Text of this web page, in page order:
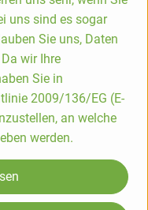
entfernen.
eine große Schüssel
Ab und zu
braun werden.
Butter zusammen bei
Nun die gewürfelten
nichts im Topf
Apfelsaft ablöschen.
uns sind es sogar
Sie uns, Daten
wir Ihre
Sie in
2009/136/EG (E-
an welche
werden.